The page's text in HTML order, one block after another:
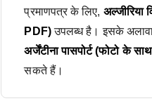
प्रमाणपत्र के लिए, अल्जीरिया
PDF)उपलब्ध है। इसके
अर्जेंटीना पासपोर्ट (फोटो के
सकते हैं।